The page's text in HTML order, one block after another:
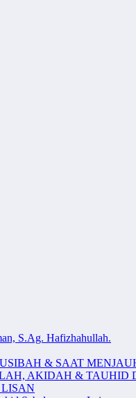
S.Ag. Hafizhahullah.
& SAAT
AKIDAH & TAUHID